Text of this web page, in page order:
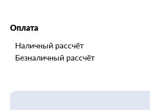
Оплата
Наличный рассчёт
Безналичный рассчёт